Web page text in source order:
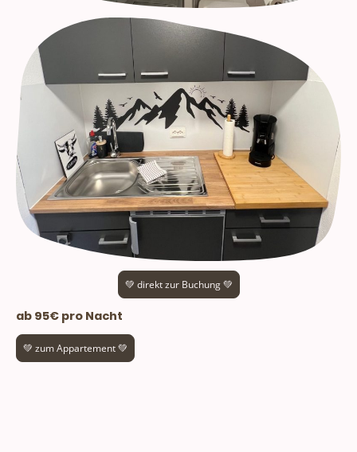
💚 direkt zur Buchung 💚
ab 95€ pro Nacht
💚 zum Appartement 💚